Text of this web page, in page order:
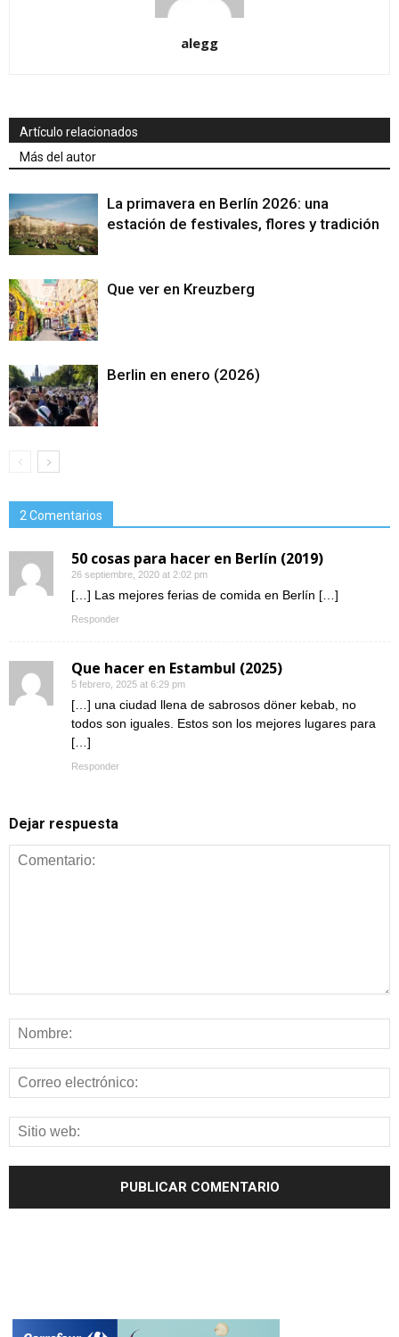
alegg
Artículo relacionados
Más del autor
La primavera en Berlín 2026: una
estación de festivales, flores y tradición
Que ver en Kreuzberg
Berlin en enero (2026)
2 Comentarios
50 cosas para hacer en Berlín (2019)
26 septiembre, 2020 at 2:02 pm
[…] Las mejores ferias de comida en Berlín […]
Responder
Que hacer en Estambul (2025)
5 febrero, 2025 at 6:29 pm
[…] una ciudad llena de sabrosos döner kebab, no
todos son iguales. Estos son los mejores lugares para
[…]
Responder
Dejar respuesta